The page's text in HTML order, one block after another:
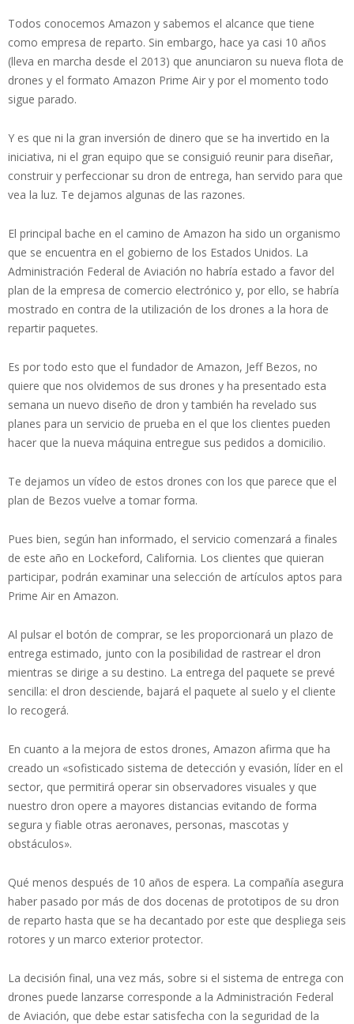
Todos conocemos Amazon y sabemos el alcance que tiene
como empresa de reparto. Sin embargo, hace ya casi 10 años
(lleva en marcha desde el 2013) que anunciaron su nueva flota de
drones y el formato Amazon Prime Air y por el momento todo
sigue parado.
Y es que ni la gran inversión de dinero que se ha invertido en la
iniciativa, ni el gran equipo que se consiguió reunir para diseñar,
construir y perfeccionar su dron de entrega, han servido para que
vea la luz. Te dejamos algunas de las razones.
El principal bache en el camino de Amazon ha sido un organismo
que se encuentra en el gobierno de los Estados Unidos. La
Administración Federal de Aviación no habría estado a favor del
plan de la empresa de comercio electrónico y, por ello, se habría
mostrado en contra de la utilización de los drones a la hora de
repartir paquetes.
Es por todo esto que el fundador de Amazon, Jeff Bezos, no
quiere que nos olvidemos de sus drones y ha presentado esta
semana un nuevo diseño de dron y también ha revelado sus
planes para un servicio de prueba en el que los clientes pueden
hacer que la nueva máquina entregue sus pedidos a domicilio.
Te dejamos un vídeo de estos drones con los que parece que el
plan de Bezos vuelve a tomar forma.
Pues bien, según han informado, el servicio comenzará a finales
de este año en Lockeford, California. Los clientes que quieran
participar, podrán examinar una selección de artículos aptos para
Prime Air en Amazon.
Al pulsar el botón de comprar, se les proporcionará un plazo de
entrega estimado, junto con la posibilidad de rastrear el dron
mientras se dirige a su destino. La entrega del paquete se prevé
sencilla: el dron desciende, bajará el paquete al suelo y el cliente
lo recogerá.
En cuanto a la mejora de estos drones, Amazon afirma que ha
creado un «sofisticado sistema de detección y evasión, líder en el
sector, que permitirá operar sin observadores visuales y que
nuestro dron opere a mayores distancias evitando de forma
segura y fiable otras aeronaves, personas, mascotas y
obstáculos».
Qué menos después de 10 años de espera. La compañía asegura
haber pasado por más de dos docenas de prototipos de su dron
de reparto hasta que se ha decantado por este que despliega seis
rotores y un marco exterior protector.
La decisión final, una vez más, sobre si el sistema de entrega con
drones puede lanzarse corresponde a la Administración Federal
de Aviación, que debe estar satisfecha con la seguridad de la